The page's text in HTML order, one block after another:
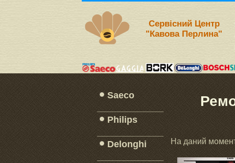
Сервісний Центр
"Кавова Перлина"
Saeco
Philips
Delonghi
На даний